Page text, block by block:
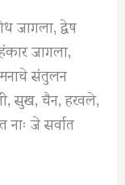
जागला, द्वेष
जागला,
संतुलन
सुख, चैन, हरवले,
जे सर्वात